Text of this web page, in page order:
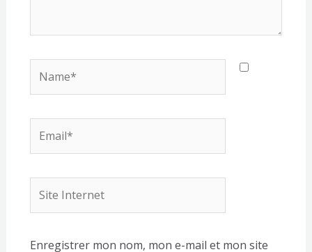
Internet
Enregistrer mon nom, mon e-mail et mon site